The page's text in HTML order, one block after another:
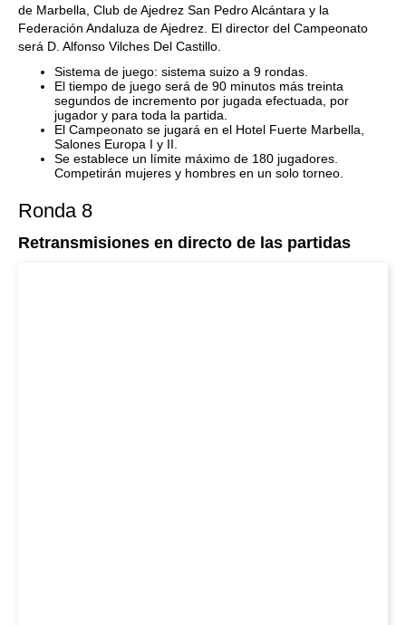
de Marbella, Club de Ajedrez San Pedro Alcántara y la
Federación Andaluza de Ajedrez. El director del Campeonato
será D. Alfonso Vilches Del Castillo.
Sistema de juego: sistema suizo a 9 rondas.
El tiempo de juego será de 90 minutos más treinta
segundos de incremento por jugada efectuada, por
jugador y para toda la partida.
El Campeonato se jugará en el Hotel Fuerte Marbella,
Salones Europa I y II.
Se establece un límite máximo de 180 jugadores.
Competirán mujeres y hombres en un solo torneo.
Ronda 8
Retransmisiones en directo de las partidas